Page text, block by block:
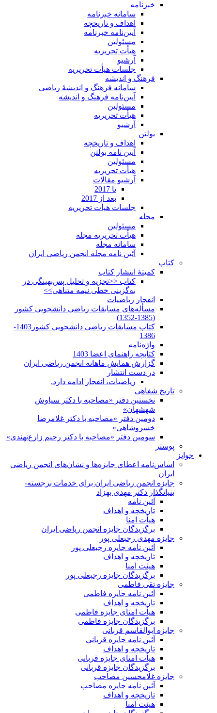
خبرنامه
سامانه خبرنامه
اهداف و تاریخچه
آیین‌نامه خبرنامه
مسئولین
هیأت تحریریه
آرشیو
جلسات هیأت تحریریه
فرهنگ و اندیشه
سامانه فرهنگ و اندیشۀ ریاضی
آیین‌نامه فرهنگ و اندیشه
مسئولین
هیأت تحریریه
آرشیو
بولتن
اهداف و تاریخچه
آیین نامه بولتن
مسئولین
هیأت تحریریه
آرشیو مقالات
تا 2017
بعد از 2017
جلسات هیأت تحریریه
مجله
مسئولین
هیأت تحریریه مجله
سامانه مجله
آئین نامه مجله انجمن ریاضی ایران
کتاب
کمیتۀ انتشار کتاب
کتاب <<تجزیه و تحلیل پس‌بهینگی در
به‌گزینی خطی نیمه متناهی>>
انفجار ریاضیات
مسأله‌های مسابقات ریاضی دانشجویی کشور
(1385-1352)
کتاب مسابقات ریاضی دانشجویی کشور1403-
1386
واژه‌نامه
کتابچه راهنمای اعضا 1403
گزارش همایش ماهانه انجمن ریاضی ایران
در دست انتشار
ریاضیات، انفجار ادامه دارد.
تاریخ شفاهی
نخستین دفتر «مصاحبه با دکتر سیاوش
شهشهان»
دومین دفتر «مصاحبه با دکتر غلامرضا
خسروشاهی»
سومین دفتر «مصاحبه با دکتر رحیم زارع‌نهندی»
پوستر
جوایز
اساس‌نامه اعطای جایزه‌ها و نشان‌های انجمن ریاضی
ایران
جایزه انجمن ریاضی ایران برای خدمات برجسته-
بنیانگذار دکتر مهدی بهزاد
آئین نامه
تاریخچه و اهداف
هیأت امنا
برگزیدگان جایزه انجمن ریاضی ایران
جایزه مهدی رجبعلی پور
آئین نامه جایزه رجبعلی پور
تاریخچه و اهداف
هیئت امنا
برگزیدگان جایزه رجبعلی پور
جایزه تقی فاطمی
آئین نامه جایزه فاطمی
تاریخچه و اهداف
هیأت امنای جایزه فاطمی
برگزیدگان جایزه فاطمی
جایزه ابوالقاسم قربانی
آئین نامه جایزه قربانی
تاریخچه و اهداف
هیأت امنای جایزه قربانی
برگزیدگان جایزه قربانی
جایزه غلامحسین مصاحب
آئین نامه جایزه مصاحب
تاریخچه و اهداف
هیئت امنا